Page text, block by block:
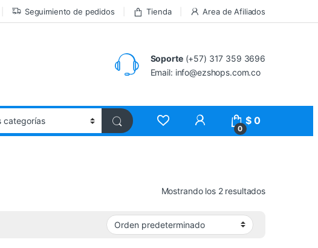
Seguimiento de pedidos Tienda Area de Afiliados
Soporte(+57) 317 359 3696
Email: info@ezshops.com.co
0
$ 0
Mostrando los 2 resultados